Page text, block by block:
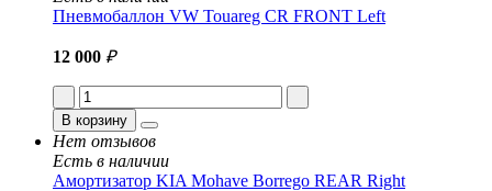
Пневмобаллон VW Touareg CR FRONT Left
12 000 ₽
В корзину
Нет отзывов
Есть в наличии
Амортизатор KIA Mohave Borrego REAR Right